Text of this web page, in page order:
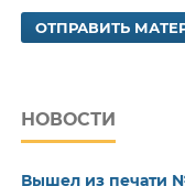
ОТПРАВИТЬ
НОВОСТИ
Вышел из печати